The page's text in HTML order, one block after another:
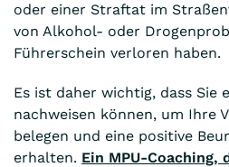
oder einer Straftat im
von Alkohol- oder
Führerschein verloren haben.
Es ist daher wichtig, dass Sie
nachweisen können, um Ihre
belegen und eine positive
erhalten. Ein MPU-Coaching,